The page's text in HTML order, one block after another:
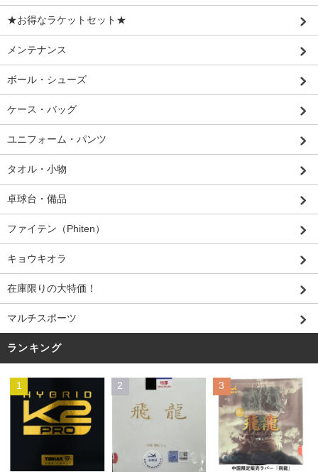
★お得なラケットセット★
メンテナンス
ボール・シューズ
ケース・バッグ
ユニフォーム・パンツ
タオル・小物
卓球台・備品
ファイテン（Phiten）
キョウキオラ
在庫限りの大特価！
マルチスポーツ
ランキング
1 2 3